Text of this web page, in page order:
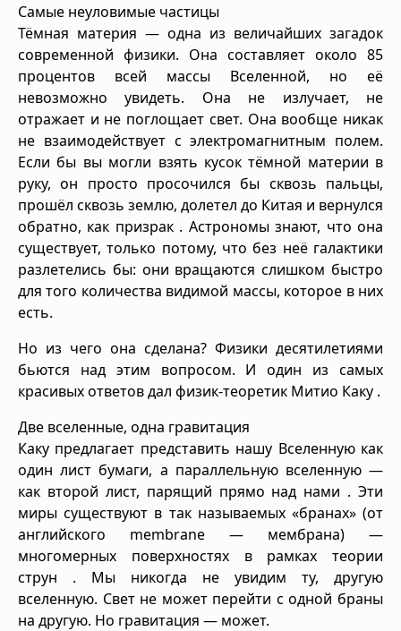
Самые неуловимые частицы
Тёмная материя — одна из величайших загадок
современной физики. Она составляет около 85
процентов всей массы Вселенной, но её
невозможно увидеть. Она не излучает, не
отражает и не поглощает свет. Она вообще никак
не взаимодействует с электромагнитным полем.
Если бы вы могли взять кусок тёмной материи в
руку, он просто просочился бы сквозь пальцы,
прошёл сквозь землю, долетел до Китая и вернулся
обратно, как призрак . Астрономы знают, что она
существует, только потому, что без неё галактики
разлетелись бы: они вращаются слишком быстро
для того количества видимой массы, которое в них
есть.
Но из чего она сделана? Физики десятилетиями
бьются над этим вопросом. И один из самых
красивых ответов дал физик-теоретик Митио Каку .
Две вселенные, одна гравитация
Каку предлагает представить нашу Вселенную как
один лист бумаги, а параллельную вселенную —
как второй лист, парящий прямо над нами . Эти
миры существуют в так называемых «бранах» (от
английского membrane — мембрана) —
многомерных поверхностях в рамках теории
струн . Мы никогда не увидим ту, другую
вселенную. Свет не может перейти с одной браны
на другую. Но гравитация — может.